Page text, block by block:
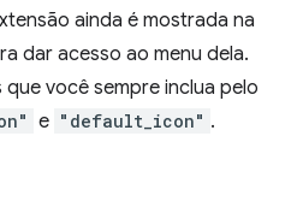
ainda é mostrada na
dar acesso ao menu dela.
você sempre inclua pelo
e "default_icon" .